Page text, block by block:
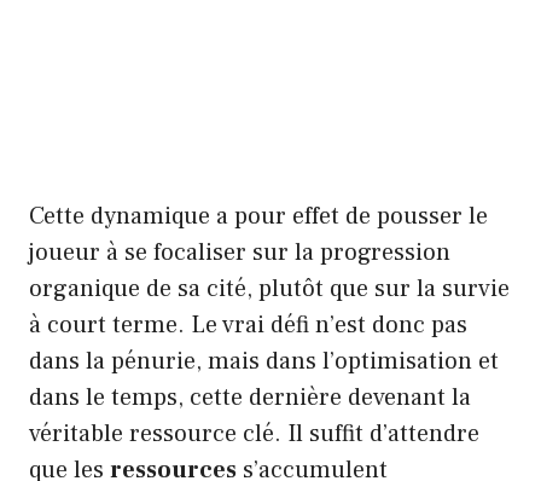
Cette dynamique a pour effet de pousser le
joueur à se focaliser sur la progression
organique de sa cité, plutôt que sur la survie
à court terme. Le vrai défi n’est donc pas
dans la pénurie, mais dans l’optimisation et
dans le temps, cette dernière devenant la
véritable ressource clé. Il suffit d’attendre
que les ressources s’accumulent